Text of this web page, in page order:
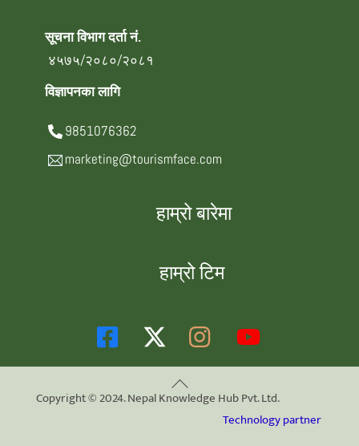
सूचना विभाग दर्ता नं.
४५७५/२०८०/२०८१
विज्ञापनका लागि
9851076362
marketing@tourismface.com
हाम्रो बारेमा
हाम्रो टिम
Back
To
Copyright © 2024. Nepal Knowledge Hub Pvt. Ltd.
Technology partner